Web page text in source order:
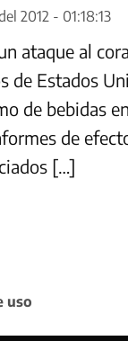
2012 - 01:18:13
ataque al
Estados
de bebidas
de
[…]
uso